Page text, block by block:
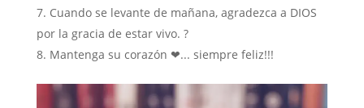
Cuando se levante de mañana, agradezca a DIOS
por la gracia de estar vivo. ?
Mantenga su corazón ❤... siempre feliz!!!